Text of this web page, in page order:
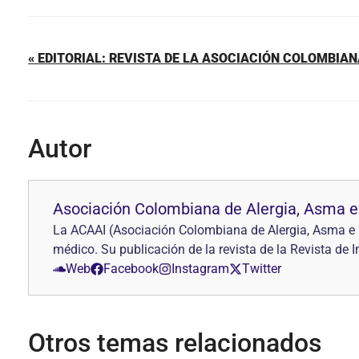
« EDITORIAL: REVISTA DE LA ASOCIACIÓN
Autor
Asociación Colombiana de Alergia, Asma
La ACAAI (Asociación Colombiana de Alergia,
médico. Su publicación de la revista de la Revista de
Web
Facebook Instagram Twitter
Otros temas relacionados